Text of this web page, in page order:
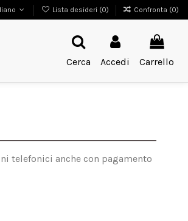
Lista desideri (0) Confronta (0)
Cerca
Accedi Carrello
telefonici anche con pagamento